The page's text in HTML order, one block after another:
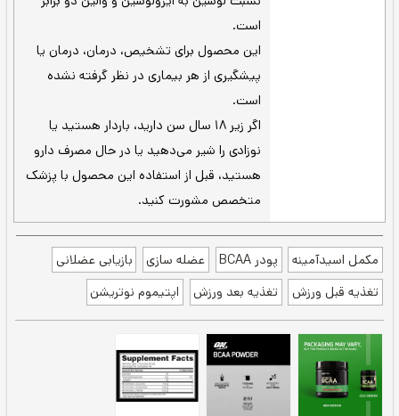
یا آب‌میوه مخلوط کنید و حدود 10 ثانیه تکان
2 پیمانه را با 230 تا 300 میلی لیتر
آب مخلوط کنید و حدود 10 ثانیه تکان دهید.
اندازه وعده در نسخه‌های طعم‌دار به
دلیل مواد اضافی برای افزایش طعم بیش‌تر
است.
پیشنهاد -می‌توانید همراه مکمل افزایش وزن
استفاده کنید.